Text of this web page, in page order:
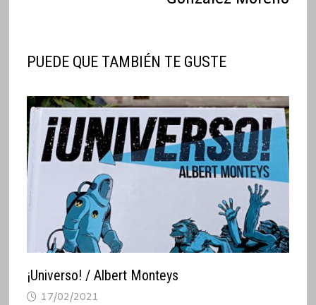
PUEDE QUE TAMBIÉN TE GUSTE
¡Universo! / Albert Monteys
17/02/2021